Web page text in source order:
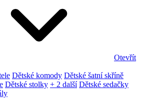
Otevřít
Dětské komody Dětské šatní skříně
Dětské stolky + 2 další Dětské sedačky